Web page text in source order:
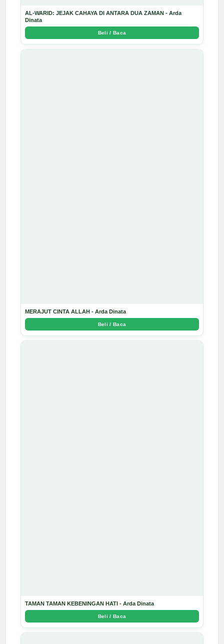
AL-WARID: JEJAK CAHAYA DI ANTARA DUA ZAMAN - Arda
Dinata
Beli / Baca
MERAJUT CINTA ALLAH - Arda Dinata
Beli / Baca
TAMAN TAMAN KEBENINGAN HATI - Arda Dinata
Beli / Baca